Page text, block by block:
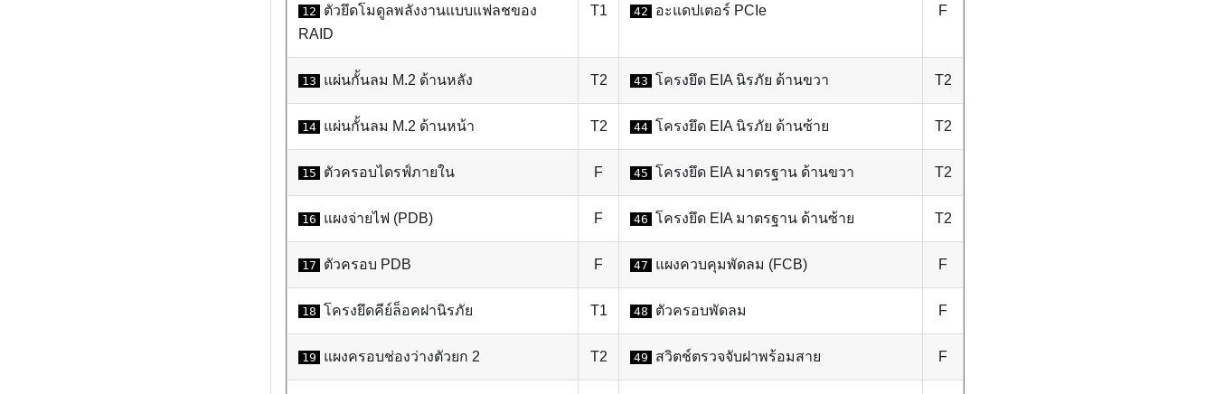
12
ตัวยึดโมดูลพลังงานแบบแฟลชของ
RAID
T1 42 อะแดปเตอร์ PCIe F
13 แผ่นกั้นลม M.2 ด้านหลัง T2 43 โครงยึด EIA นิรภัย ด้านขวา T2
14 แผ่นกั้นลม M.2 ด้านหน้า T2 44 โครงยึด EIA นิรภัย ด้านซ้าย T2
15 ตัวครอบไดรฟ์ภายใน F 45 โครงยึด EIA มาตรฐาน ด้านขวา T2
16 แผงจ่ายไฟ (PDB) F 46 โครงยึด EIA มาตรฐาน ด้านซ้าย T2
17 ตัวครอบ PDB F 47 แผงควบคุมพัดลม (FCB) F
18 โครงยึดคีย์ล็อคฝานิรภัย T1 48 ตัวครอบพัดลม F
19 แผงครอบช่องว่างตัวยก 2 T2 49 สวิตช์ตรวจจับฝาพร้อมสาย F